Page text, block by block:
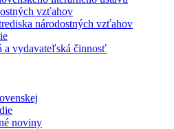
vzťahov
národostných vzťahov
a vydavateľská činnosť
noviny